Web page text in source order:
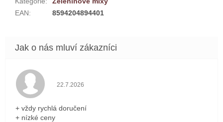
EAN: 8594204894401
Hodnocení obchodu je 5 z 5 hvězdiček.
22.7.2026
+ vždy rychlá doručení
+ nízké ceny